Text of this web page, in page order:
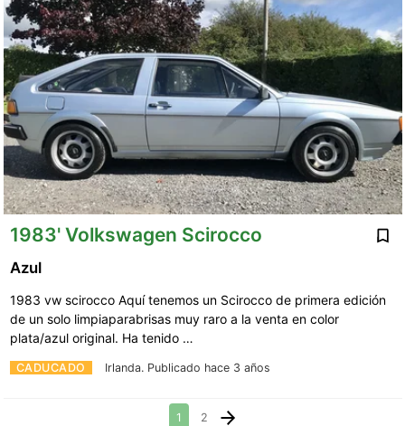
1983' Volkswagen Scirocco
CADUCADO Irlanda. Publicado hace 3 años
Azul
1983 vw scirocco Aquí tenemos un Scirocco de primera edición
de un solo limpiaparabrisas muy raro a la venta en color
plata/azul original. Ha tenido …
1 2